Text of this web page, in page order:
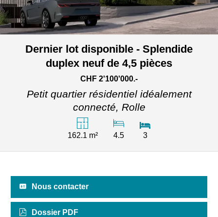
Dernier lot disponible - Splendide
duplex neuf de 4,5 pièces
CHF 2'100'000.-
Petit quartier résidentiel idéalement
connecté, Rolle
162.1 m² 4.5 3
Nous contacter
Dossier PDF